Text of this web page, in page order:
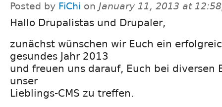
Posted by FiChi on January 11, 2013 at
Hallo Drupalistas und Drupaler,
zunächst wünschen wir Euch ein
gesundes Jahr 2013
und freuen uns darauf, Euch bei diversen
unser
Lieblings-CMS zu treffen.